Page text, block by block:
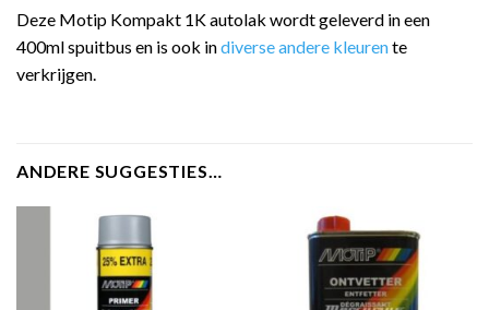
Deze Motip Kompakt 1K autolak wordt geleverd in een
400ml spuitbus en is ook indiverse andere kleurente
verkrijgen.
ANDERE SUGGESTIES…